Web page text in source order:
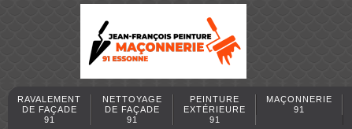
RAVALEMENT
DE FAÇADE
91
NETTOYAGE
DE FAÇADE
91
PEINTURE
EXTÉRIEURE
91
MAÇONNERIE
91